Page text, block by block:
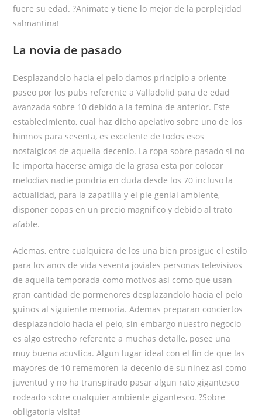
fuere su edad. ?Animate y tiene lo mejor de la perplejidad
salmantina!
La novia de pasado
Desplazandolo hacia el pelo damos principio a oriente
paseo por los pubs referente a Valladolid para de edad
avanzada sobre 10 debido a la femina de anterior. Este
establecimiento, cual haz dicho apelativo sobre uno de los
himnos para sesenta, es excelente de todos esos
nostalgicos de aquella decenio. La ropa sobre pasado si no
le importa hacerse amiga de la grasa esta por colocar
melodias nadie pondri­a en duda desde los 70 incluso la
actualidad, para la zapatilla y el pie genial ambiente,
disponer copas en un precio magnifico y debido al trato
afable.
Ademas, entre cualquiera de los una bien prosigue el estilo
para los anos de vida sesenta joviales personas televisivos
de aquella temporada como motivos asi­ como que usan
gran cantidad de pormenores desplazandolo hacia el pelo
guinos al siguiente memoria. Ademas preparan conciertos
desplazandolo hacia el pelo, sin embargo nuestro negocio
es algo estrecho referente a muchas detalle, posee una
muy buena acustica. Algun lugar ideal con el fin de que las
mayores de 10 rememoren la decenio de su ninez asi­ como
juventud y no ha transpirado pasar algun rato gigantesco
rodeado sobre cualquier ambiente gigantesco. ?Sobre
obligatoria visita!